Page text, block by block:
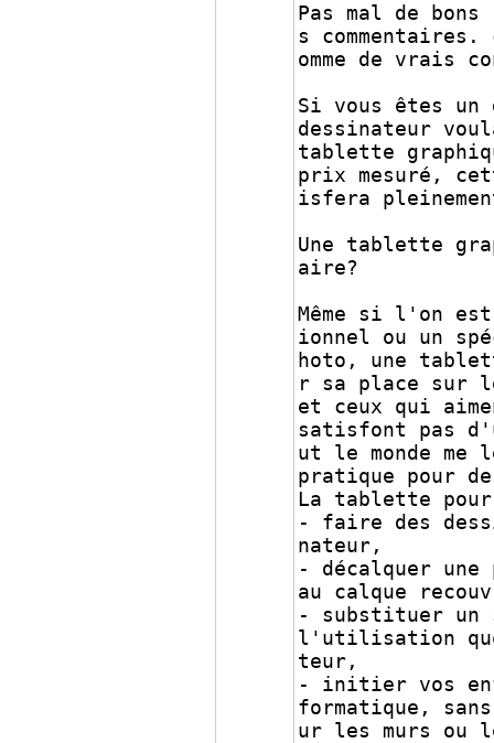
Pas mal de
s commentaires.
omme de vrais
Si vous êtes
dessinateur
tablette
prix mesuré,
isfera
Une tablette
aire?
Même si l'on
ionnel ou un
hoto, une
r sa place sur
et ceux qui
satisfont pas
ut le monde me
pratique pour
La tablette
- faire des
nateur,
- décalquer une
au calque
- substituer un
l'utilisation
teur,
- initier vos
formatique,
ur les murs ou